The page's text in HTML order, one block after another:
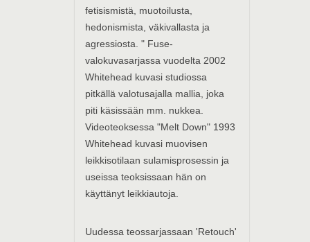
fetisismistä, muotoilusta,
hedonismista, väkivallasta ja
agressiosta. " Fuse-
valokuvasarjassa vuodelta 2002
Whitehead kuvasi studiossa
pitkällä valotusajalla mallia, joka
piti käsissään mm. nukkea.
Videoteoksessa "Melt Down" 1993
Whitehead kuvasi muovisen
leikkisotilaan sulamisprosessin ja
useissa teoksissaan hän on
käyttänyt leikkiautoja.
Uudessa teossarjassaan 'Retouch'